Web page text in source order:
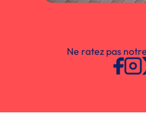
Ne ratez pas